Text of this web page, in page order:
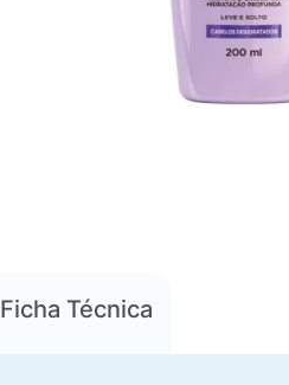
Ficha Técnica